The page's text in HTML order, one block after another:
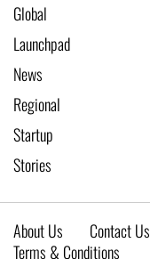
Global
Launchpad
News
Regional
Startup
Stories
About Us Contact Us
Terms & Conditions